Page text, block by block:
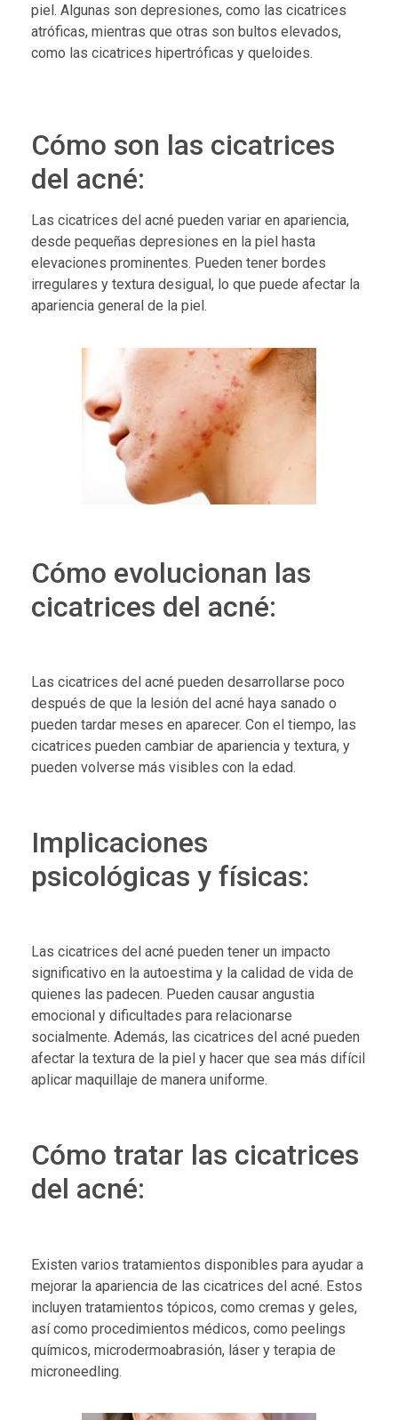
piel. Algunas son depresiones, como las cicatrices
atróficas, mientras que otras son bultos elevados,
como las cicatrices hipertróficas y queloides.
Cómo son las cicatrices
del acné:
Las cicatrices del acné pueden variar en apariencia,
desde pequeñas depresiones en la piel hasta
elevaciones prominentes. Pueden tener bordes
irregulares y textura desigual, lo que puede afectar la
apariencia general de la piel.
Cómo evolucionan las
cicatrices del acné:
Las cicatrices del acné pueden desarrollarse poco
después de que la lesión del acné haya sanado o
pueden tardar meses en aparecer. Con el tiempo, las
cicatrices pueden cambiar de apariencia y textura, y
pueden volverse más visibles con la edad.
Implicaciones
psicológicas y físicas:
Las cicatrices del acné pueden tener un impacto
significativo en la autoestima y la calidad de vida de
quienes las padecen. Pueden causar angustia
emocional y dificultades para relacionarse
socialmente. Además, las cicatrices del acné pueden
afectar la textura de la piel y hacer que sea más difícil
aplicar maquillaje de manera uniforme.
Cómo tratar las cicatrices
del acné:
Existen varios tratamientos disponibles para ayudar a
mejorar la apariencia de las cicatrices del acné. Estos
incluyen tratamientos tópicos, como cremas y geles,
así como procedimientos médicos, como peelings
químicos, microdermoabrasión, láser y terapia de
microneedling.